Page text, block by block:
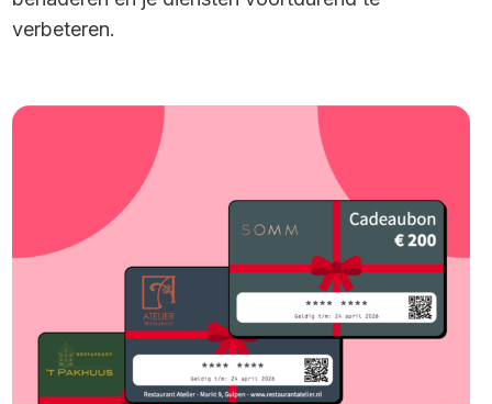
verbeteren.